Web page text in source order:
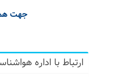
جهت هماهنگی
ارتباط با اداره